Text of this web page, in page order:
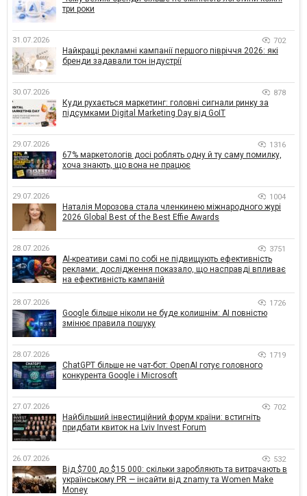
три роки
31.07.2026 702
Найкращі рекламні кампанії першого півріччя 2026: які
бренди задавали тон індустрії
30.07.2026 878
Куди рухається маркетинг: головні сигнали ринку за
підсумками Digital Marketing Day від GoIT
29.07.2026 1316
67% маркетологів досі роблять одну й ту саму помилку,
хоча знають, що вона не працює
29.07.2026 1004
Наталія Морозова стала членкинею міжнародного журі
2026 Global Best of the Best Effie Awards
28.07.2026 3751
AI-креативи самі по собі не підвищують ефективність
реклами: дослідження показало, що насправді впливає
на ефективність кампаній
28.07.2026 1726
Google більше ніколи не буде колишнім: AI повністю
змінює правила пошуку
28.07.2026 1719
ChatGPT більше не чат-бот: OpenAI готує головного
конкурента Google і Microsoft
27.07.2026 702
Найбільший інвестиційний форум країни: встигніть
придбати квиток на Lviv Invest Forum
26.07.2026 532
Від $700 до $15 000: скільки заробляють та витрачають в
українському PR — інсайти від znamy та Women Make
Money